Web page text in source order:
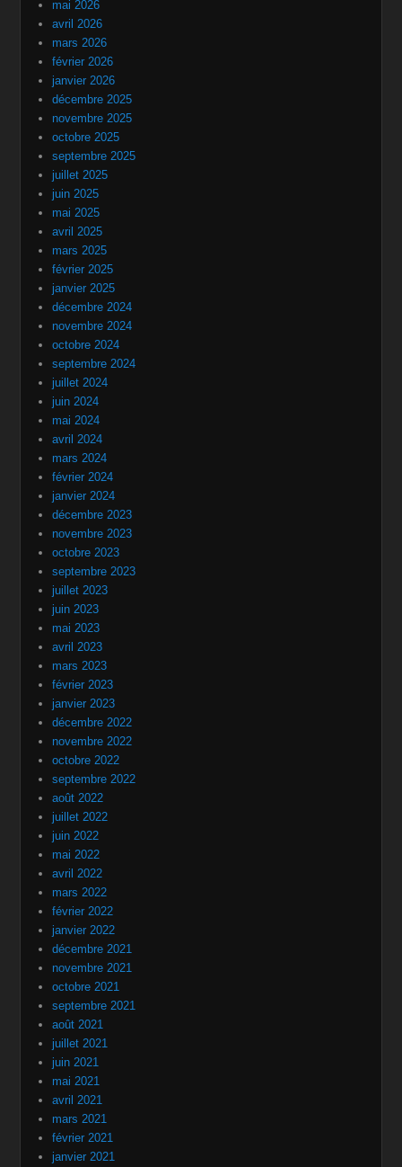
mai 2026
avril 2026
mars 2026
février 2026
janvier 2026
décembre 2025
novembre 2025
octobre 2025
septembre 2025
juillet 2025
juin 2025
mai 2025
avril 2025
mars 2025
février 2025
janvier 2025
décembre 2024
novembre 2024
octobre 2024
septembre 2024
juillet 2024
juin 2024
mai 2024
avril 2024
mars 2024
février 2024
janvier 2024
décembre 2023
novembre 2023
octobre 2023
septembre 2023
juillet 2023
juin 2023
mai 2023
avril 2023
mars 2023
février 2023
janvier 2023
décembre 2022
novembre 2022
octobre 2022
septembre 2022
août 2022
juillet 2022
juin 2022
mai 2022
avril 2022
mars 2022
février 2022
janvier 2022
décembre 2021
novembre 2021
octobre 2021
septembre 2021
août 2021
juillet 2021
juin 2021
mai 2021
avril 2021
mars 2021
février 2021
janvier 2021